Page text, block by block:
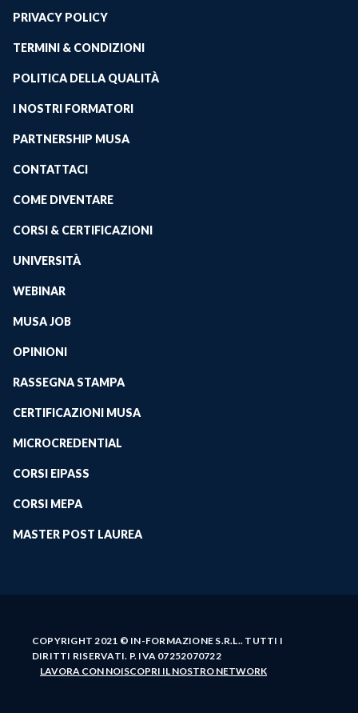
PRIVACY POLICY
TERMINI & CONDIZIONI
POLITICA DELLA QUALITÀ
I NOSTRI FORMATORI
PARTNERSHIP MUSA
CONTATTACI
COME DIVENTARE
CORSI & CERTIFICAZIONI
UNIVERSITÀ
WEBINAR
MUSA JOB
OPINIONI
RASSEGNA STAMPA
CERTIFICAZIONI MUSA
MICROCREDENTIAL
CORSI EIPASS
CORSI MEPA
MASTER POST LAUREA
COPYRIGHT 2021 © IN-FORMAZIONE S.R.L.. TUTTI I
DIRITTI RISERVATI. P. IVA 07252070722
LAVORA CON NOISCOPRI IL NOSTRO NETWORK